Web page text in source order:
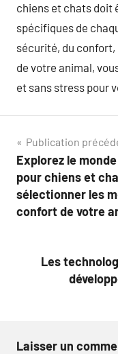
chiens et chats doit
spécifiques de
sécurité, du
de votre animal,
et sans stress pour
Navigation
de
l’article
Publication
Explorez le
pour chiens et
sélectionner les
confort de votre
Les
Laisser un